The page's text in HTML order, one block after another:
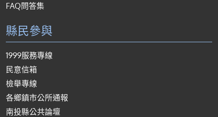
FAQ問答集
縣民參與
1999服務專線
民意信箱
檢舉專線
各鄉鎮市公所通報
南投縣公共論壇